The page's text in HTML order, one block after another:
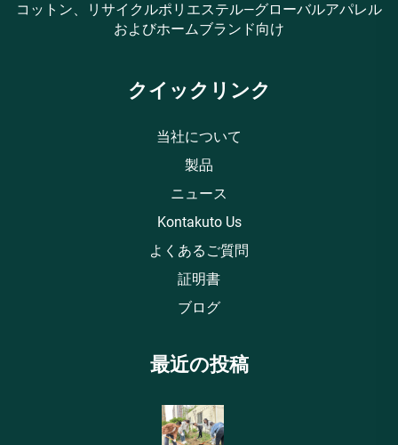
コットン、リサイクルポリエステル—グローバルアパレル
およびホームブランド向け
クイックリンク
当社について
製品
ニュース
Kontakuto Us
よくあるご質問
証明書
ブログ
最近の投稿